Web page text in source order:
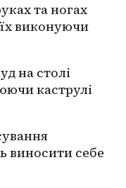
та ногах
виконуючи
на столі
каструлі
виносити себе